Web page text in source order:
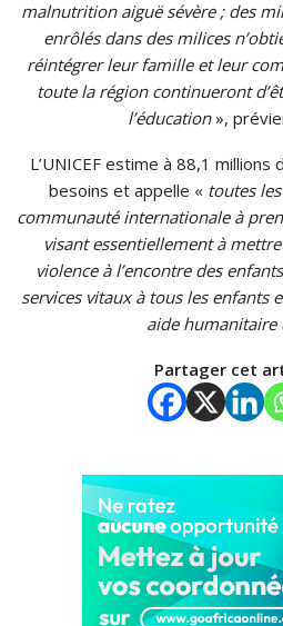
malnutrition aiguë sévère ; des
enrôlés dans des milices
réintégrer leur famille et leur
toute la région continueront
l’éducation»,
L’UNICEF estime à 88,1
besoins et appelle « toutes
communauté internationale à
visant essentiellement à
violence à l’encontre des
services vitaux à tous les enfants
aide humanitaire
Partager cet